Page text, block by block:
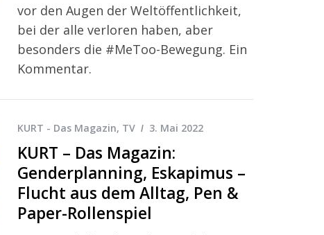
vor den Augen der Weltöffentlichkeit,
bei der alle verloren haben, aber
besonders die #MeToo-Bewegung. Ein
Kommentar.
KURT - Das Magazin, TV 3. Mai 2022
KURT – Das Magazin:
Genderplanning, Eskapimus –
Flucht aus dem Alltag, Pen &
Paper-Rollenspiel